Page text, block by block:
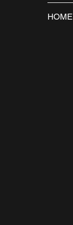
HOME